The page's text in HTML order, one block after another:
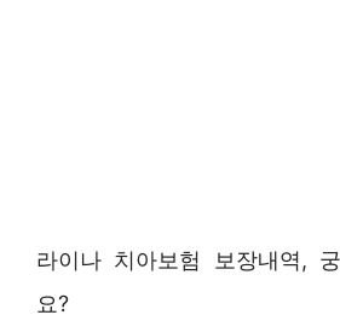
라이나 치아보험 보장내역,
요?